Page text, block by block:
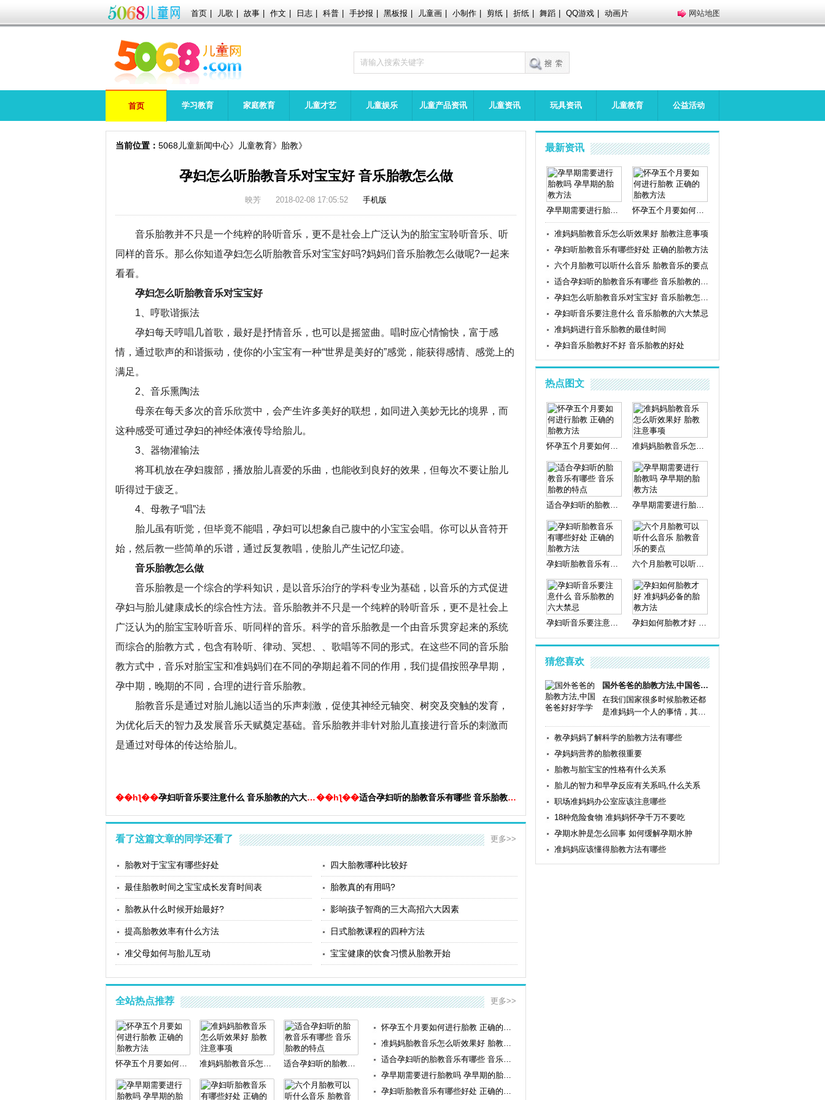
首页 儿歌 故事 作文 日志 科普 手抄报 黑板报 儿童画 小制作 剪纸 折纸 舞蹈 QQ游戏 动画片 网站地图
首页 学习教育 家庭教育 儿童才艺 儿童娱乐 儿童产品资讯 儿童资讯 玩具资讯 儿童教育 公益活动
当前位置： 5068儿童新闻中心 儿童教育 胎教
孕妇怎么听胎教音乐对宝宝好 音乐胎教怎么做
映芳 2018-02-08 17:05:52 手机版
音乐胎教并不只是一个纯粹的聆听音乐，更不是社会上广泛认为的胎宝宝聆听音乐、听
同样的音乐。那么你知道孕妇怎么听胎教音乐对宝宝好吗?妈妈们音乐胎教怎么做呢?一起来
看看。
孕妇怎么听胎教音乐对宝宝好
1、哼歌谐振法
孕妇每天哼唱几首歌，最好是抒情音乐，也可以是摇篮曲。唱时应心情愉快，富于感
情，通过歌声的和谐振动，使你的小宝宝有一种“世界是美好的”感觉，能获得感情、感觉上的
满足。
2、音乐熏陶法
母亲在每天多次的音乐欣赏中，会产生许多美好的联想，如同进入美妙无比的境界，而
这种感受可通过孕妇的神经体液传导给胎儿。
3、器物灌输法
将耳机放在孕妇腹部，播放胎儿喜爱的乐曲，也能收到良好的效果，但每次不要让胎儿
听得过于疲乏。
4、母教子“唱”法
胎儿虽有听觉，但毕竟不能唱，孕妇可以想象自己腹中的小宝宝会唱。你可以从音符开
始，然后教一些简单的乐谱，通过反复教唱，使胎儿产生记忆印迹。
音乐胎教怎么做
音乐胎教是一个综合的学科知识，是以音乐治疗的学科专业为基础，以音乐的方式促进
孕妇与胎儿健康成长的综合性方法。音乐胎教并不只是一个纯粹的聆听音乐，更不是社会上
广泛认为的胎宝宝聆听音乐、听同样的音乐。科学的音乐胎教是一个由音乐贯穿起来的系统
而综合的胎教方式，包含有聆听、律动、冥想、、歌唱等不同的形式。在这些不同的音乐胎
教方式中，音乐对胎宝宝和准妈妈们在不同的孕期起着不同的作用，我们提倡按照孕早期，
孕中期，晚期的不同，合理的进行音乐胎教。
胎教音乐是通过对胎儿施以适当的乐声刺激，促使其神经元轴突、树突及突触的发育，
为优化后天的智力及发展音乐天赋奠定基础。音乐胎教并非针对胎儿直接进行音乐的刺激而
是通过对母体的传达给胎儿。
��һƪ��孕妇听音乐要注意什么 音乐胎教的六大禁忌 ��һƪ��适合孕妇听的胎教音乐有哪些 音乐胎教的特点
更多>>
看了这篇文章的同学还看了
胎教对于宝宝有哪些好处 四大胎教哪种比较好
最佳胎教时间之宝宝成长发育时间表 胎教真的有用吗?
胎教从什么时候开始最好? 影响孩子智商的三大高招六大因素
提高胎教效率有什么方法 日式胎教课程的四种方法
准父母如何与胎儿互动 宝宝健康的饮食习惯从胎教开始
更多>>
全站热点推荐
怀孕五个月要如何进行胎教 正确的胎教方法 准妈妈胎教音乐怎么听效果好 胎教注意事项 适合孕妇听的胎教音乐有哪些 音乐胎教的特点
怀孕五个月要如何进行胎教 正确的胎教方法
准妈妈胎教音乐怎么听效果好 胎教注意事项
适合孕妇听的胎教音乐有哪些 音乐胎教的特点
孕早期需要进行胎教吗 孕早期的胎教方法
孕妇听胎教音乐有哪些好处 正确的胎教方法
最新资讯
孕早期需要进行胎教吗 孕早期的胎教方法 怀孕五个月要如何进行胎教 正确的胎教方法
准妈妈胎教音乐怎么听效果好 胎教注意事项
孕妇听胎教音乐有哪些好处 正确的胎教方法
六个月胎教可以听什么音乐 胎教音乐的要点
适合孕妇听的胎教音乐有哪些 音乐胎教的特点
孕妇怎么听胎教音乐对宝宝好 音乐胎教怎么做
孕妇听音乐要注意什么 音乐胎教的六大禁忌
准妈妈进行音乐胎教的最佳时间
孕妇音乐胎教好不好 音乐胎教的好处
热点图文
怀孕五个月要如何进行胎教 正确的胎教方法 准妈妈胎教音乐怎么听效果好 胎教注意事项
适合孕妇听的胎教音乐有哪些 音乐胎教的特点 孕早期需要进行胎教吗 孕早期的胎教方法
孕妇听胎教音乐有哪些好处 正确的胎教方法 六个月胎教可以听什么音乐 胎教音乐的要点
孕妇听音乐要注意什么 音乐胎教的六大禁忌 孕妇如何胎教才好 准妈妈必备的胎教方法
猜您喜欢
国外爸爸的胎教方法,中国爸爸好好学学
在我们国家很多时候胎教还都
是准妈妈一个人的事情，其实
胎教...
详情
教孕妈妈了解科学的胎教方法有哪些
孕妈妈营养的胎教很重要
胎教与胎宝宝的性格有什么关系
胎儿的智力和早孕反应有关系吗,什么关系
职场准妈妈办公室应该注意哪些
18种危险食物 准妈妈怀孕千万不要吃
孕期水肿是怎么回事 如何缓解孕期水肿
准妈妈应该懂得胎教方法有哪些